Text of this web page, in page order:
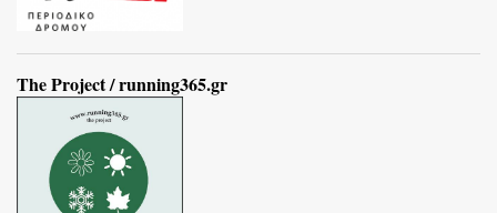
The Project / running365.gr